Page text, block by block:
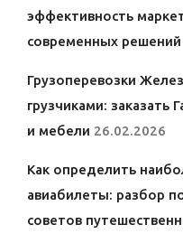
эффективность
современных решений
Грузоперевозки
грузчиками: заказать
и мебели 26.02.2026
Как определить
авиабилеты: разбор
советов